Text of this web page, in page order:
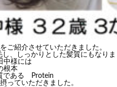
ご紹介させていただきました。
、しっかりとした髪質にもなり
中様には
根本
である Protein
っていただきました。